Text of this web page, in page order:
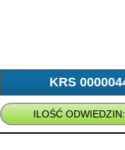
KRS
ILOŚĆ